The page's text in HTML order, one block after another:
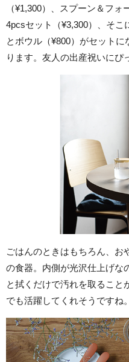
（¥1,300）、スプーン＆フ
4pcsセット（¥3,300）、そこ
とボウル（¥800）がセット
ります。友人の出産祝いにぴ
ごはんのときはもちろん、お
の食器。内側が光沢仕上げな
と拭くだけで汚れを取ること
でも活躍してくれそうですね。